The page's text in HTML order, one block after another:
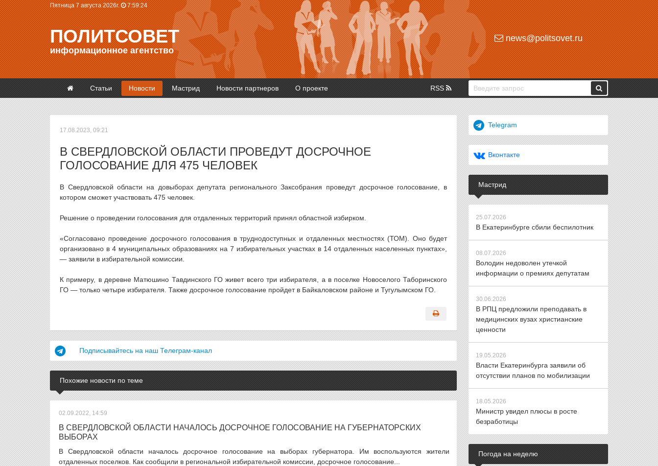
Пятница 7 августа 2026г. 7:59:25
ПОЛИТСОВЕТ
информационное агентство
news@politsovet.ru
Статьи Новости Мастрид Новости партнеров О проекте RSS
17.08.2023, 09:21
В СВЕРДЛОВСКОЙ ОБЛАСТИ ПРОВЕДУТ ДОСРОЧНОЕ
ГОЛОСОВАНИЕ ДЛЯ 475 ЧЕЛОВЕК
В Свердловской области на довыборах депутата регионального Заксобрания проведут досрочное голосование, в
котором сможет участвовать 475 человек.
Решение о проведении голосования для отдаленных территорий принял областной избирком.
«Согласовано проведение досрочного голосования в труднодоступных и отдаленных местностях (ТОМ). Оно будет
организовано в 4 муниципальных образованиях на 7 избирательных участках в 14 отдаленных населенных пунктах»,
— заявили в избирательной комиссии.
К примеру, в деревне Матюшино Тавдинского ГО живет всего три избирателя, а в поселке Новоселого Таборинского
ГО — только четыре избирателя. Также досрочное голосование пройдет в Байкаловском районе и Тугулымском ГО.
Подписывайтесь на наш Телеграм-канал
Похожие новости по теме
02.09.2022, 14:59
В СВЕРДЛОВСКОЙ ОБЛАСТИ НАЧАЛОСЬ ДОСРОЧНОЕ ГОЛОСОВАНИЕ НА ГУБЕРНАТОРСКИХ
ВЫБОРАХ
В Свердловской области началось досрочное голосование на выборах губернатора. Им воспользуются жители
отдаленных поселков. Как сообщили в региональной избирательной комиссии, досрочное голосование...
Telegram
Вконтакте
Мастрид
25.07.2026
В Екатеринбурге сбили беспилотник
08.07.2026
Володин недоволен утечкой
информации о премиях депутатам
30.06.2026
В РПЦ предложили преподавать в
медицинских вузах христианские
ценности
19.05.2026
Власти Екатеринбурга заявили об
отсутствии планов по мобилизации
18.05.2026
Министр увидел плюсы в росте
безработицы
Погода на неделю